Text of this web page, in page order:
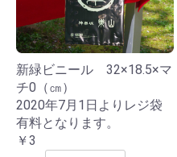
新緑ビニール 32×18.5×マ
チ0（㎝）
2020年7月1日よりレジ袋
有料となります。
￥3